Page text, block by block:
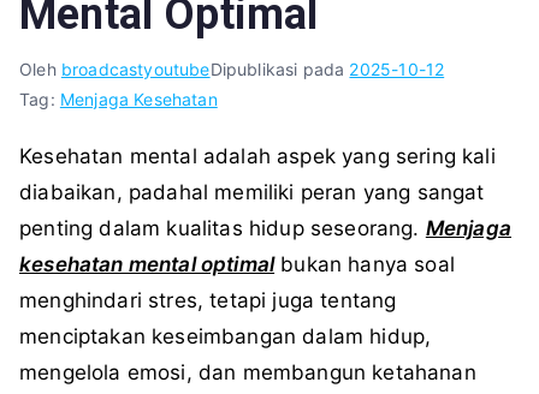
Mental Optimal
Oleh broadcastyoutubeDipublikasi pada 2025-10-12
Tag: Menjaga Kesehatan
Kesehatan mental adalah aspek yang sering kali
diabaikan, padahal memiliki peran yang sangat
penting dalam kualitas hidup seseorang. Menjaga
kesehatan mental optimalbukan hanya soal
menghindari stres, tetapi juga tentang
menciptakan keseimbangan dalam hidup,
mengelola emosi, dan membangun ketahanan